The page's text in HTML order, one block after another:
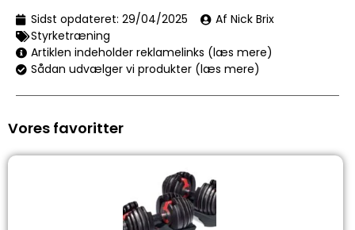
Sidst opdateret: 29/04/2025
Af Nick Brix
Styrketræning
Artiklen indeholder reklamelinks (læs mere)
Sådan udvælger vi produkter (læs mere)
Vores favoritter